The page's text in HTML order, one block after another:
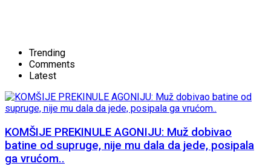
Trending
Comments
Latest
KOMŠIJE PREKINULE AGONIJU: Muž dobivao
batine od supruge, nije mu dala da jede, posipala
ga vrućom..